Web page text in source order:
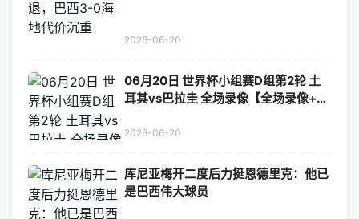
2026-06-20
06月20日 世界杯小组赛D组第2轮 土
耳其vs巴拉圭 全场录像【全场录像+集
2026-06-20
库尼亚梅开二度后力挺恩德里克：他已
是巴西伟大球员